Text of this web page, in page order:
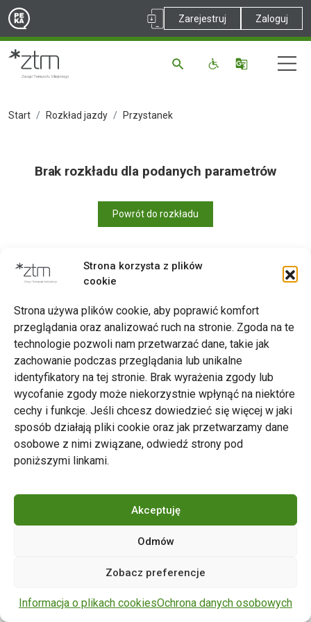
Strona korzysta z plików
cookie
Strona używa plików cookie, aby poprawić komfort
przeglądania oraz analizować ruch na stronie. Zgoda na te
technologie pozwoli nam przetwarzać dane, takie jak
zachowanie podczas przeglądania lub unikalne
identyfikatory na tej stronie. Brak wyrażenia zgody lub
wycofanie zgody może niekorzystnie wpłynąć na niektóre
cechy i funkcje. Jeśli chcesz dowiedzieć się więcej w jaki
sposób działają pliki cookie oraz jak przetwarzamy dane
osobowe z nimi związane, odwiedź strony pod
poniższymi linkami.
Akceptuję
Odmów
Zobacz preferencje
Informacja o plikach cookiesOchrona danych osobowych
Zarejestruj Zaloguj
Start Rozkład jazdy Przystanek
Brak rozkładu dla podanych parametrów
Powrót do rozkładu
Zarząd Transportu Miejskiego w Poznaniu
Napisz do nas
tel. 61 646 33 44
ul. Matejki 59, 60-770 Poznań
zastrzeżone.